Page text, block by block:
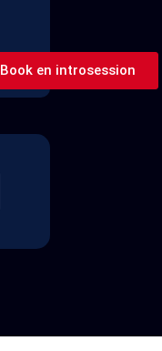
Book en introsession